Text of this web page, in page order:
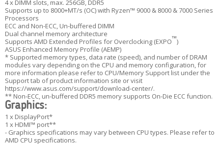
4 x DIMM slots, max. 256GB, DDR5
Supports up to 8000+MT/s (OC) with Ryzen™ 9000 & 8000 & 7000 Series
Processors
ECC and Non-ECC, Un-buffered DIMM
Dual channel memory architecture
Supports AMD Extended Profiles for Overclocking (EXPO™)
ASUS Enhanced Memory Profile (AEMP)
* Supported memory types, data rate (speed), and number of DRAM
modules vary depending on the CPU and memory configuration, for
more information please refer to CPU/Memory Support list under the
Support tab of product information site or visit
https://www.asus.com/support/download-center/.
** Non-ECC, un-buffered DDR5 memory supports On-Die ECC function.
Graphics:
1 x DisplayPort*
1 x HDMI™ port**
- Graphics specifications may vary between CPU types. Please refer to
AMD CPU specifications.